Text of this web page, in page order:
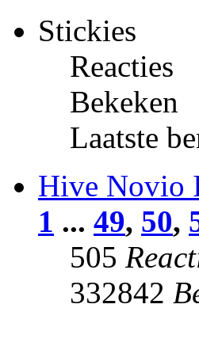
Stickies
Reacties
Bekeken
Laatste
Hive Novio
1 ... 49, 50,
505
332842